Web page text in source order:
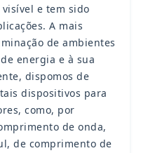
e tem sido
A mais
de ambientes
energia e à sua
dispomos de
dispositivos para
como, por
de onda,
de comprimento de